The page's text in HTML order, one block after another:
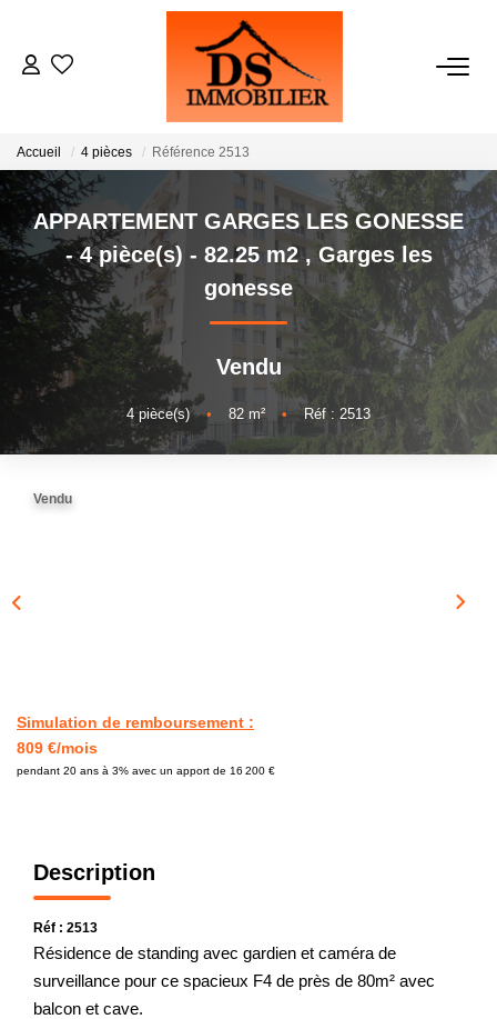
ACHATS
LOCATIONS
ESTIMATION
NOTRE AGENCE
RECRUTEMENT
Accueil 4 pièces Référence 2513
APPARTEMENT GARGES LES GONESSE
- 4 pièce(s) - 82.25 m2,Garges les
gonesse
Vendu
4pièce(s) • 82 m² • Réf : 2513
Vendu
Simulation de remboursement :
809 €/mois
pendant 20 ans à 3% avec un apport de 16 200 €
Description
Réf : 2513
Résidence de standing avec gardien et caméra de
surveillance pour ce spacieux F4 de près de 80m² avec
balcon et cave.